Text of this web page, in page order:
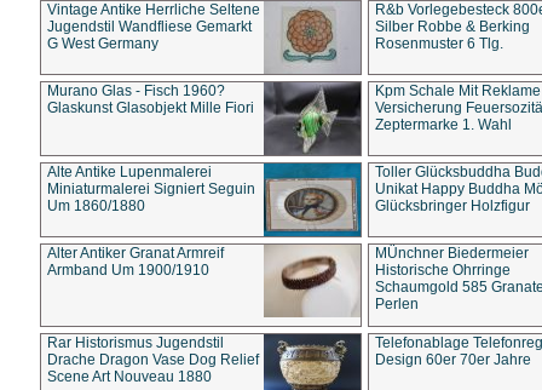
Vintage Antike Herrliche Seltene
Jugendstil Wandfliese Gemarkt
G West Germany
R&b Vorlegebesteck
Silber Robbe & Berking
Rosenmuster 6 Tlg.
Murano Glas - Fisch 1960?
Glaskunst Glasobjekt Mille Fiori
Kpm Schale Mit Reklame
Versicherung
Zeptermarke 1. Wahl
Alte Antike Lupenmalerei
Miniaturmalerei Signiert Seguin
Um 1860/1880
Toller Glücksbuddha
Unikat Happy Buddha
Glücksbringer Holzfigur
Alter Antiker Granat Armreif
Armband Um 1900/1910
MÜnchner Biedermeier
Historische Ohrringe
Schaumgold 585
Perlen
Rar Historismus Jugendstil
Drache Dragon Vase Dog Relief
Scene Art Nouveau 1880
Telefonablage
Design 60er 70er Jahre